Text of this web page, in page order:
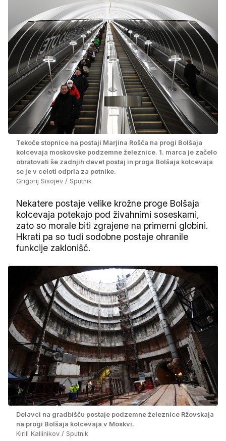
Tekoče stopnice na postaji Marjina Rošča na progi Bolšaja
kolcevaja moskovske podzemne železnice. 1. marca je začelo
obratovati še zadnjih devet postaj in proga Bolšaja kolcevaja
se je v celoti odprla za potnike.
Grigorij Sisojev / Sputnik
Nekatere postaje velike krožne proge Bolšaja
kolcevaja potekajo pod živahnimi soseskami,
zato so morale biti zgrajene na primerni globini.
Hkrati pa so tudi sodobne postaje ohranile
funkcije zaklonišč.
Delavci na gradbišču postaje podzemne železnice Ržovskaja
na progi Bolšaja kolcevaja v Moskvi.
Kirill Kallinikov / Sputnik